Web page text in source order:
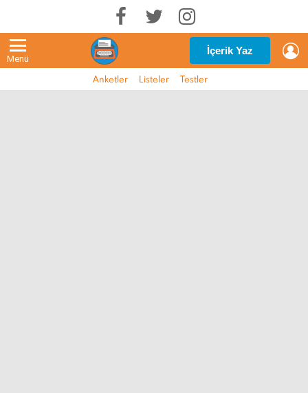
Menü
İçerik Yaz
Anketler Listeler Testler